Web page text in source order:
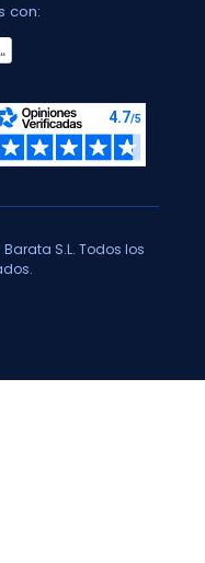
con:
S.L. Todos los